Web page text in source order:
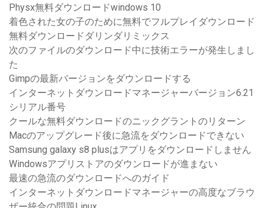
Physx無料ダウンロードwindows 10
着色された女の子のために無料でフルプレイダウンロード
無料ダウンロードダリンダリミックス
次のファイルのダウンロード中に技術エラーが発生しまし
た
Gimpの最新バージョンをダウンロードする
インターネットダウンロードマネージャーバージョン6.21
シリアル番号
クールな無料ダウンロードのニックグラントのリターン
Macのアップグレード後に急流をダウンロードできない
Samsung galaxy s8 plusはアプリをダウンロードしません
Windowsアプリストアのダウンロードが進まない
最速の急流のダウンロードへのガイド
インターネットダウンロードマネージャーの高度なブラウ